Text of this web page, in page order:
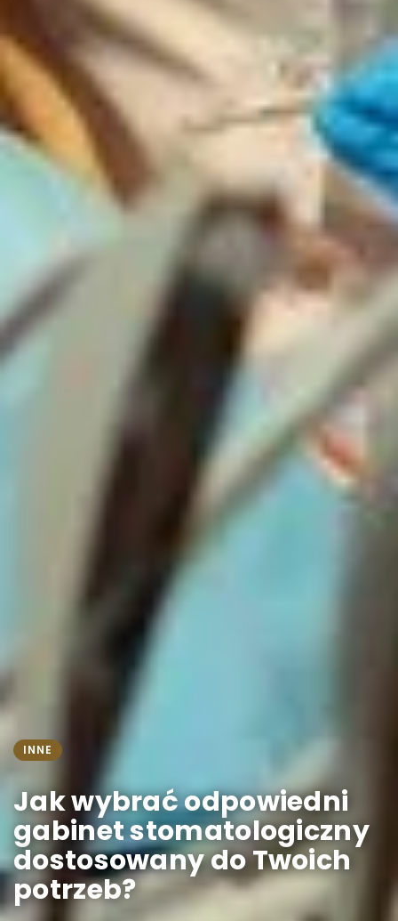
INNE
Jak wybrać odpowiedni
gabinet stomatologiczny
dostosowany do Twoich
potrzeb?